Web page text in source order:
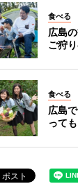
食べる
広島
ご狩
食べる
広島
って